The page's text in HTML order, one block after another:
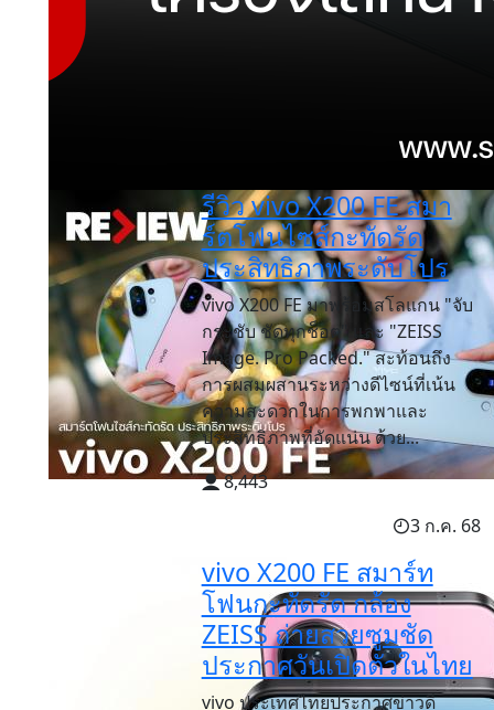
รีวิว vivo X200 FE สมา
ร์ตโฟนไซส์กะทัดรัด
ประสิทธิภาพระดับโปร
vivo X200 FE มาพร้อมสโลแกน "จับ
กระชับ ชัดทุกช็อต" และ "ZEISS
Image. Pro Packed." สะท้อนถึง
การผสมผสานระหว่างดีไซน์ที่เน้น
ความสะดวกในการพกพาและ
ประสิทธิภาพที่อัดแน่น ด้วย...
8,443
3 ก.ค. 68
vivo X200 FE สมาร์ท
โฟนกะทัดรัด กล้อง
ZEISS ถ่ายสวยซูมชัด
ประกาศวันเปิดตัวในไทย
vivo ประเทศไทยประกาศข่าวดี